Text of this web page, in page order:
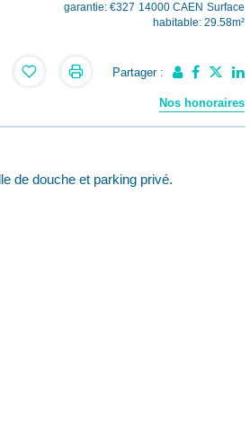
garantie: €327 14000 CAEN Surface
habitable: 29.58m²
Partager :
Nos honoraires
de douche et parking privé.